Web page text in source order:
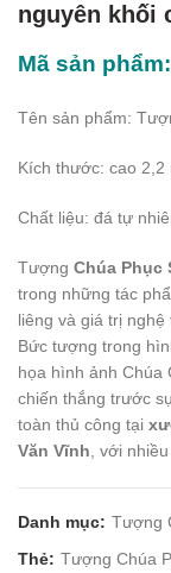
nguyên khối
Mã sản
Tên sản phẩm:
Kích thước: cao 2,2
Chất liệu: đá tự
Tượng Chúa Phục
trong những tác
liêng và giá trị
Bức tượng trong
họa hình ảnh Chúa
chiến thắng trước
toàn thủ công tại
Văn Vĩnh , với
Danh mục: Tượng
Thẻ: Tượng Chúa